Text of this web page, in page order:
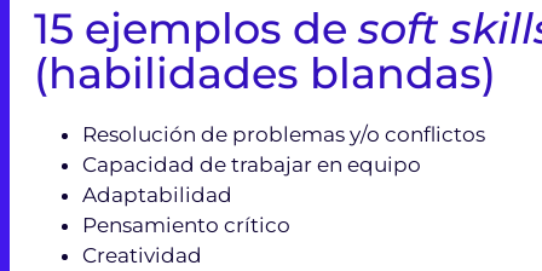
15 ejemplos desoft
(habilidades blandas)
Resolución de problemas y/o conflictos
Capacidad de trabajar en equipo
Adaptabilidad
Pensamiento crítico
Creatividad